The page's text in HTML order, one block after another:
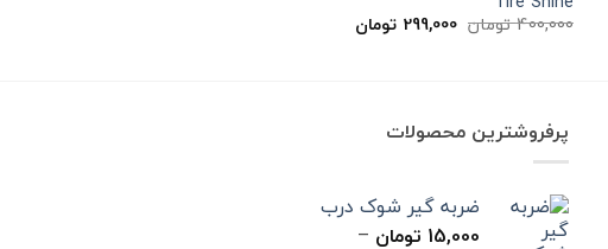
4,900,000 تومان
400,000 تومان قیمت
اصلی
299,000 تومان
پرفروشترین محصولات
ضربه گیر شوک درب
15,000 تومان –